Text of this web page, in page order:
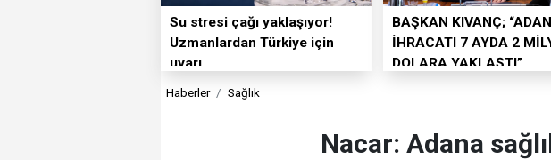
Su stresi çağı yaklaşıyor!
Uzmanlardan Türkiye için
uyarı
BAŞKAN KIVANÇ;
İHRACATI 7 AYDA 2
DOLARA YAKLAŞTI”
Haberler Sağlık
Nacar: Adana